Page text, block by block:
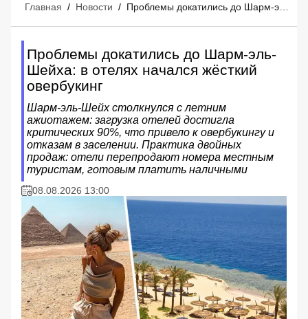
Главная / Новости /
Проблемы докатились до Шарм-эль-
Шейха: в отелях начался жёсткий
овербукинг
Шарм-эль-Шейх столкнулся с летним
ажиотажем: загрузка отелей достигла
критических 90%, что привело к овербукингу и
отказам в заселении. Практика двойных
продаж: отели перепродают номера местным
туристам, готовым платить наличными
08.08.2026 13:00